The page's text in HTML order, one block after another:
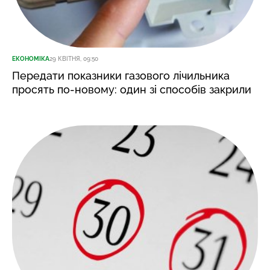
ЕКОНОМІКА29 КВІТНЯ, 09:50
Передати показники газового лічильника
просять по-новому: один зі способів закрили